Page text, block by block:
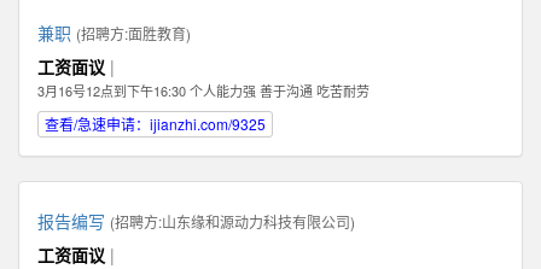
兼职 (招聘方:面胜教育)
工资面议 |
3月16号12点到下午16:30 个人能力强 善于沟通 吃苦耐劳
查看/急速申请：ijianzhi.com/9325
报告编写 (招聘方:山东缘和源动力科技有限公司)
工资面议 |